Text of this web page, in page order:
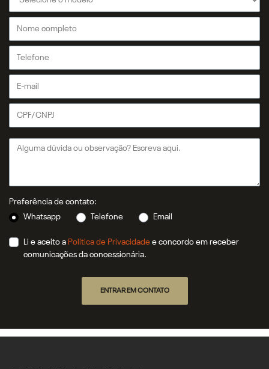
Preferência de contato:
Whatsapp
Telefone Email
Li e aceito a Política de Privacidade e concordo em receber
comunicações da concessionária.
ENTRAR EM CONTATO